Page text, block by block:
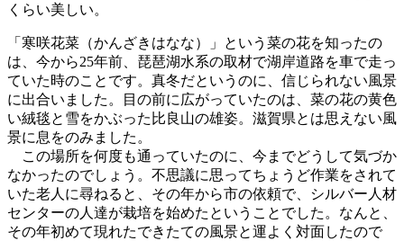
くらい美しい。
「寒咲花菜（かんざきはなな）」という菜の花を知ったの
は、今から25年前、琵琶湖水系の取材で湖岸道路を車で走っ
ていた時のことです。真冬だというのに、信じられない風景
に出合いました。目の前に広がっていたのは、菜の花の黄色
い絨毯と雪をかぶった比良山の雄姿。滋賀県とは思えない風
景に息をのみました。
この場所を何度も通っていたのに、今までどうして気づか
なかったのでしょう。不思議に思ってちょうど作業をされて
いた老人に尋ねると、その年から市の依頼で、シルバー人材
センターの人達が栽培を始めたということでした。なんと、
その年初めて現れたできたての風景と運よく対面したので